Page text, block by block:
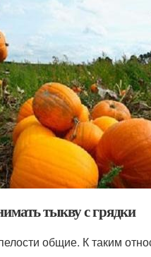
тыкву с грядки
общие. К таким